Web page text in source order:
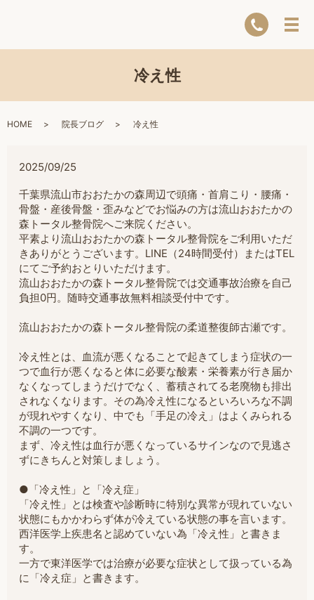
冷え性
HOME 院長ブログ 冷え性
2025/09/25
千葉県流山市おおたかの森周辺で頭痛・首肩こり・腰痛・
骨盤・産後骨盤・歪みなどでお悩みの方は流山おおたかの
森トータル整骨院へご来院ください。
平素より流山おおたかの森トータル整骨院をご利用いただ
きありがとうございます。LINE（24時間受付）またはTEL
にてご予約おとりいただけます。
流山おおたかの森トータル整骨院では交通事故治療を自己
負担0円。随時交通事故無料相談受付中です。
流山おおたかの森トータル整骨院の柔道整復師古瀬です。
冷え性とは、血流が悪くなることで起きてしまう症状の一
つで血行が悪くなると体に必要な酸素・栄養素が行き届か
なくなってしまうだけでなく、蓄積されてる老廃物も排出
されなくなります。その為冷え性になるといろいろな不調
が現れやすくなり、中でも「手足の冷え」はよくみられる
不調の一つです。
まず、冷え性は血行が悪くなっているサインなので見逃さ
ずにきちんと対策しましょう。
●「冷え性」と「冷え症」
「冷え性」とは検査や診断時に特別な異常が現れていない
状態にもかかわらず体が冷えている状態の事を言います。
西洋医学上疾患名と認めていない為「冷え性」と書きま
す。
一方で東洋医学では治療が必要な症状として扱っている為
に「冷え症」と書きます。